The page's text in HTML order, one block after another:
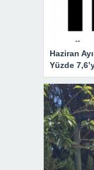
Haziran
Yüzde